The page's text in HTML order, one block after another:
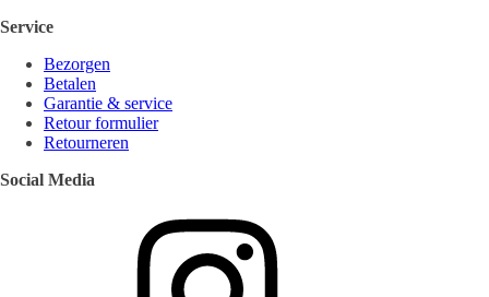
Service
Bezorgen
Betalen
Garantie & service
Retour formulier
Retourneren
Social Media